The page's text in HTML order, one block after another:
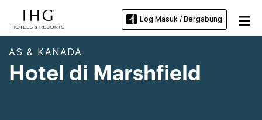
Log Masuk / Bergabung
AS & KANADA
Hotel di Marshfield